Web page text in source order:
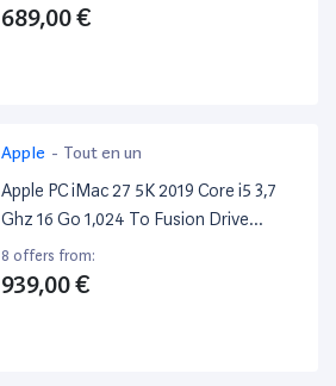
689,00 €
Apple - Tout en un
Apple PC iMac 27 5K 2019 Core i5 3,7
Ghz 16 Go 1,024 To Fusion Drive
Argent
8 offers from:
939,00 €